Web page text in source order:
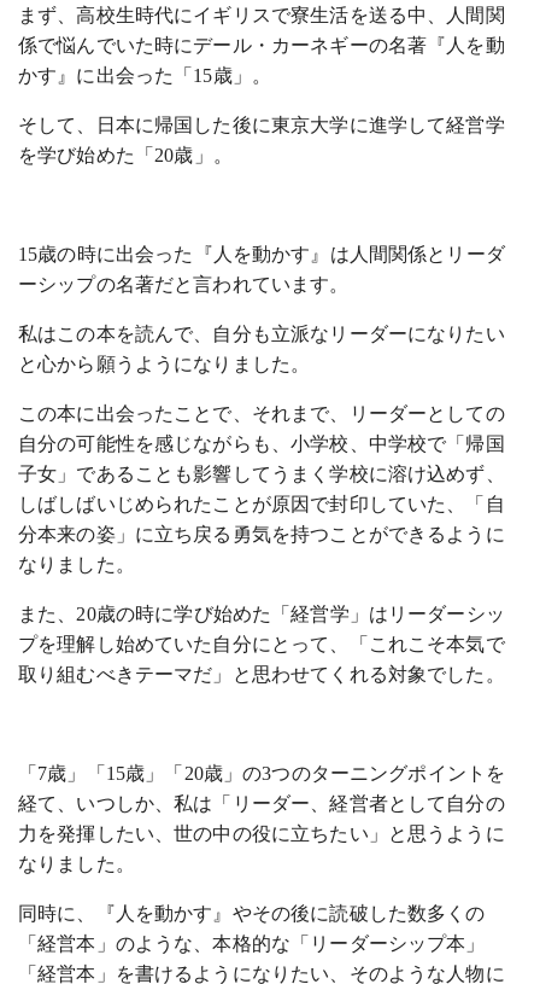
まず、高校生時代にイギリスで寮生活を送る中、人間関
係で悩んでいた時にデール・カーネギーの名著『人を動
かす』に出会った「15歳」。
そして、日本に帰国した後に東京大学に進学して経営学
を学び始めた「20歳」。
15歳の時に出会った『人を動かす』は人間関係とリーダ
ーシップの名著だと言われています。
私はこの本を読んで、自分も立派なリーダーになりたい
と心から願うようになりました。
この本に出会ったことで、それまで、リーダーとしての
自分の可能性を感じながらも、小学校、中学校で「帰国
子女」であることも影響してうまく学校に溶け込めず、
しばしばいじめられたことが原因で封印していた、「自
分本来の姿」に立ち戻る勇気を持つことができるように
なりました。
また、20歳の時に学び始めた「経営学」はリーダーシッ
プを理解し始めていた自分にとって、「これこそ本気で
取り組むべきテーマだ」と思わせてくれる対象でした。
「7歳」「15歳」「20歳」の3つのターニングポイントを
経て、いつしか、私は「リーダー、経営者として自分の
力を発揮したい、世の中の役に立ちたい」と思うように
なりました。
同時に、『人を動かす』やその後に読破した数多くの
「経営本」のような、本格的な「リーダーシップ本」
「経営本」を書けるようになりたい、そのような人物に